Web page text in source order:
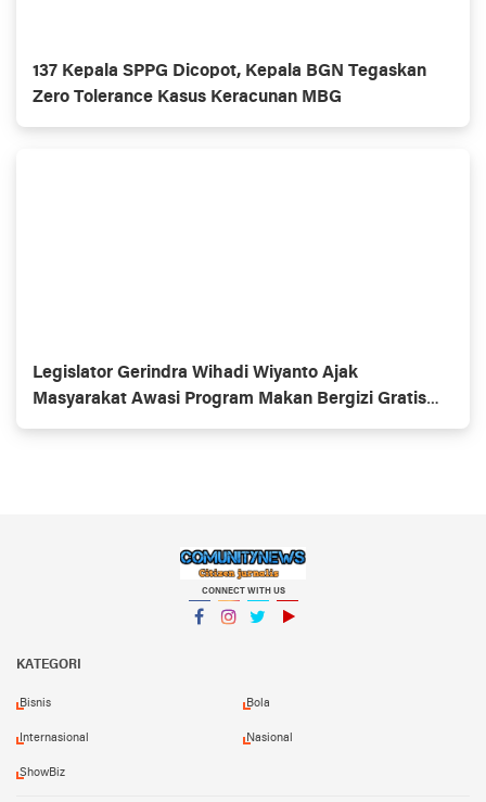
137 Kepala SPPG Dicopot, Kepala BGN Tegaskan
Zero Tolerance Kasus Keracunan MBG
Legislator Gerindra Wihadi Wiyanto Ajak
Masyarakat Awasi Program Makan Bergizi Gratis
agar Tepat Sasaran
CONNECT WITH US
KATEGORI
Bisnis Bola
Internasional Nasional
ShowBiz